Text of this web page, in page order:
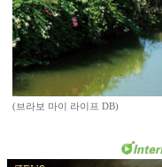
(브라보 마이 라이프 DB)